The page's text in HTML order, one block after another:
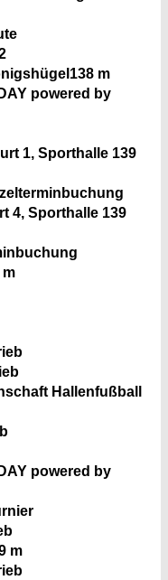
138 m
powered by
1, Sporthalle 139
4, Sporthalle 139
m
Hallenfußball
powered by
m